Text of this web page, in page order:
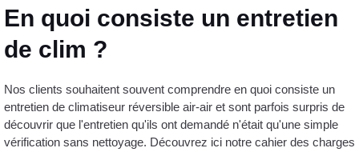
En quoi consiste un entretien
de clim ?
Nos clients souhaitent souvent comprendre en quoi consiste un
entretien de climatiseur réversible air-air et sont parfois surpris de
découvrir que l'entretien qu'ils ont demandé n'était qu'une simple
vérification sans nettoyage. Découvrez ici notre cahier des charges